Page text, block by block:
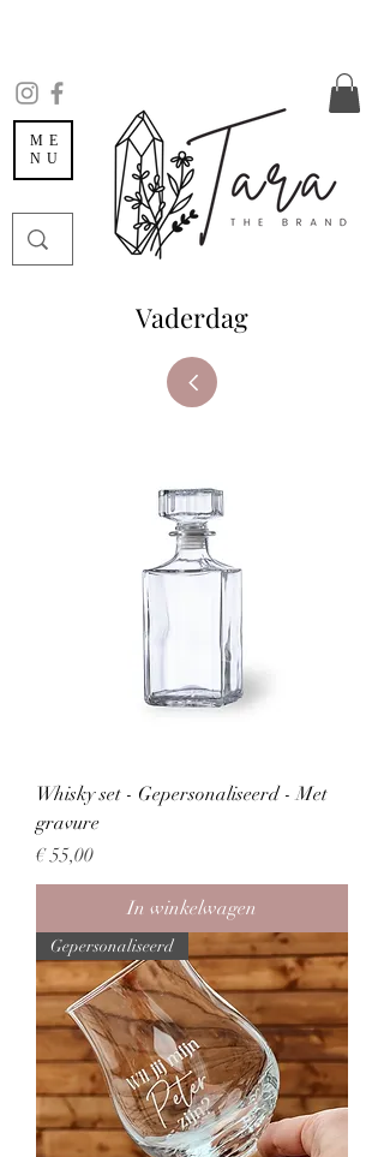
ME
NU
Vaderdag
Whisky set - Gepersonaliseerd - Met
gravure
Prijs
€ 55,00
In winkelwagen
Gepersonaliseerd